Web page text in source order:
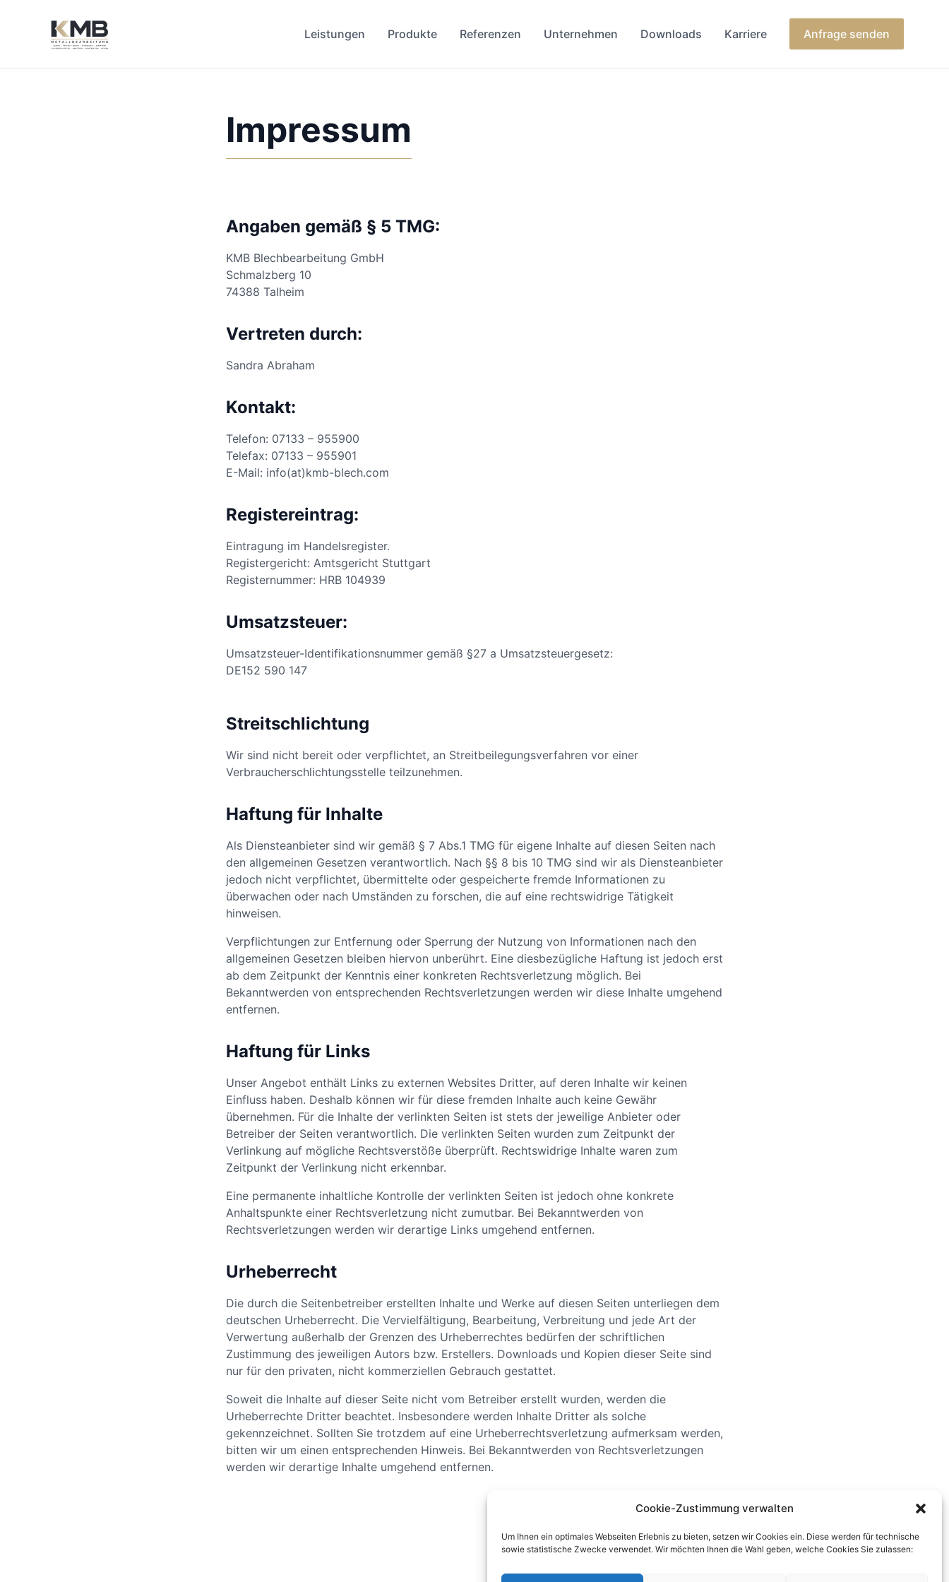
Cookie-Zustimmung verwalten
Um Ihnen ein optimales Webseiten Erlebnis zu bieten, setzen wir Cookies ein. Diese werden für technische
sowie statistische Zwecke verwendet. Wir möchten Ihnen die Wahl geben, welche Cookies Sie zulassen:
Leistungen Produkte Referenzen Unternehmen Downloads Karriere Anfrage senden
Impressum
Angaben gemäß § 5 TMG:
KMB Blechbearbeitung GmbH
Schmalzberg 10
74388 Talheim
Vertreten durch:
Sandra Abraham
Kontakt:
Telefon: 07133 – 955900
Telefax: 07133 – 955901
E-Mail: info(at)kmb-blech.com
Registereintrag:
Eintragung im Handelsregister.
Registergericht: Amtsgericht Stuttgart
Registernummer: HRB 104939
Umsatzsteuer:
Umsatzsteuer-Identifikationsnummer gemäß §27 a Umsatzsteuergesetz:
DE152 590 147
Streitschlichtung
Wir sind nicht bereit oder verpflichtet, an Streitbeilegungsverfahren vor einer
Verbraucherschlichtungsstelle teilzunehmen.
Haftung für Inhalte
Als Diensteanbieter sind wir gemäß § 7 Abs.1 TMG für eigene Inhalte auf diesen Seiten nach
den allgemeinen Gesetzen verantwortlich. Nach §§ 8 bis 10 TMG sind wir als Diensteanbieter
jedoch nicht verpflichtet, übermittelte oder gespeicherte fremde Informationen zu
überwachen oder nach Umständen zu forschen, die auf eine rechtswidrige Tätigkeit
hinweisen.
Verpflichtungen zur Entfernung oder Sperrung der Nutzung von Informationen nach den
allgemeinen Gesetzen bleiben hiervon unberührt. Eine diesbezügliche Haftung ist jedoch erst
ab dem Zeitpunkt der Kenntnis einer konkreten Rechtsverletzung möglich. Bei
Bekanntwerden von entsprechenden Rechtsverletzungen werden wir diese Inhalte umgehend
entfernen.
Haftung für Links
Unser Angebot enthält Links zu externen Websites Dritter, auf deren Inhalte wir keinen
Einfluss haben. Deshalb können wir für diese fremden Inhalte auch keine Gewähr
übernehmen. Für die Inhalte der verlinkten Seiten ist stets der jeweilige Anbieter oder
Betreiber der Seiten verantwortlich. Die verlinkten Seiten wurden zum Zeitpunkt der
Verlinkung auf mögliche Rechtsverstöße überprüft. Rechtswidrige Inhalte waren zum
Zeitpunkt der Verlinkung nicht erkennbar.
Eine permanente inhaltliche Kontrolle der verlinkten Seiten ist jedoch ohne konkrete
Anhaltspunkte einer Rechtsverletzung nicht zumutbar. Bei Bekanntwerden von
Rechtsverletzungen werden wir derartige Links umgehend entfernen.
Urheberrecht
Die durch die Seitenbetreiber erstellten Inhalte und Werke auf diesen Seiten unterliegen dem
deutschen Urheberrecht. Die Vervielfältigung, Bearbeitung, Verbreitung und jede Art der
Verwertung außerhalb der Grenzen des Urheberrechtes bedürfen der schriftlichen
Zustimmung des jeweiligen Autors bzw. Erstellers. Downloads und Kopien dieser Seite sind
nur für den privaten, nicht kommerziellen Gebrauch gestattet.
Soweit die Inhalte auf dieser Seite nicht vom Betreiber erstellt wurden, werden die
Urheberrechte Dritter beachtet. Insbesondere werden Inhalte Dritter als solche
gekennzeichnet. Sollten Sie trotzdem auf eine Urheberrechtsverletzung aufmerksam werden,
bitten wir um einen entsprechenden Hinweis. Bei Bekanntwerden von Rechtsverletzungen
werden wir derartige Inhalte umgehend entfernen.